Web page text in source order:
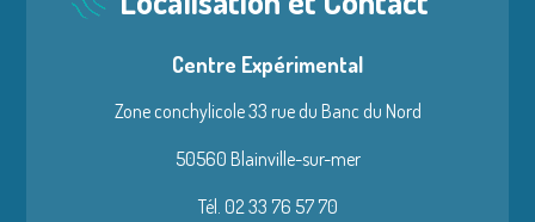
Centre Expérimental
Zone conchylicole 33 rue du Banc du Nord
50560 Blainville-sur-mer
Tél. 02 33 76 57 70